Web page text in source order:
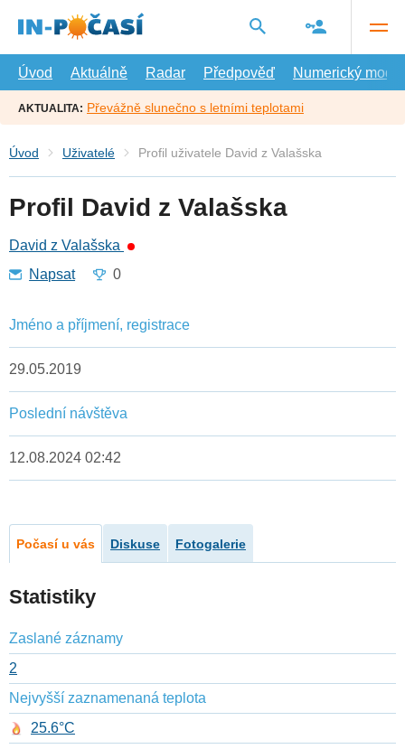
hlavní
Úvod
Aktuálně Radar Předpověď Numerický model
AKTUALITA: Převážně slunečno s letními teplotami
Úvod Uživatelé Profil uživatele David z Valašska
Profil David z Valašska
David z Valašska
Napsat
0
Jméno a příjmení, registrace
29.05.2019
Poslední návštěva
12.08.2024 02:42
Počasí u vás Diskuse Fotogalerie
Statistiky
Zaslané záznamy
2
Nejvyšší zaznamenaná teplota
25.6°C